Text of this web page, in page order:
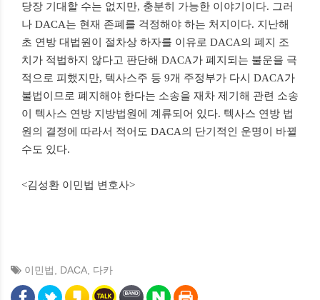
당장 기대할 수는 없지만, 충분히 가능한 이야기이다. 그러
나 DACA는 현재 존폐를 걱정해야 하는 처지이다. 지난해
초 연방 대법원이 절차상 하자를 이유로 DACA의 폐지 조
치가 적법하지 않다고 판단해 DACA가 폐지되는 불운을 극
적으로 피했지만, 텍사스주 등 9개 주정부가 다시 DACA가
불법이므로 폐지해야 한다는 소송을 재차 제기해 관련 소송
이 텍사스 연방 지방법원에 계류되어 있다. 텍사스 연방 법
원의 결정에 따라서 적어도 DACA의 단기적인 운명이 바뀔
수도 있다.
<김성환 이민법 변호사>
이민법 DACA 다카